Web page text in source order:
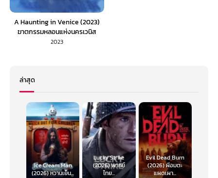
A Haunting in Venice (2023)
ฆาตกรรมหลอนแห่งนครเวนิส
(พากย์ไทย)
2023
ล่าสุด
Ice Cream Man
(2026) หวานเย็น...
Lucky Strike
(2026) พากย์
ไทย...
Evil Dead Burn
(2026) ผีอมตะ
แผดเผา...